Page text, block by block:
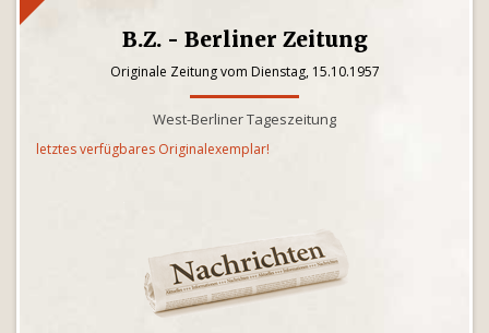
B.Z. - Berliner Zeitung
Originale Zeitung vom Dienstag, 15.10.1957
West-Berliner Tageszeitung
letztes verfügbares Originalexemplar!